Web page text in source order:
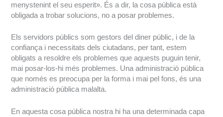
menystenint el seu esperit». És a dir, la cosa pública està
obligada a trobar solucions, no a posar problemes.
Els servidors públics som gestors del diner públic, i de la
confiança i necessitats dels ciutadans, per tant, estem
obligats a resoldre els problemes que aquests puguin tenir,
mai posar-los-hi més problemes. Una administració pública
que només es preocupa per la forma i mai pel fons, és una
administració pública malalta.
En aquesta cosa pública nostra hi ha una determinada capa